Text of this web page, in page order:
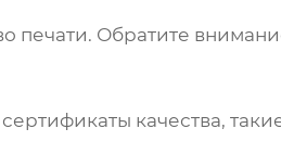
печати. Обратите
качества,